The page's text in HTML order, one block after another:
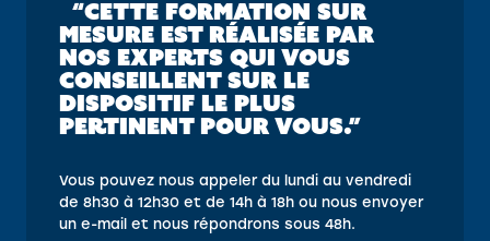
“CETTE FORMATION SUR
MESURE EST RÉALISÉE PAR
NOS EXPERTS QUI VOUS
CONSEILLENT SUR LE
DISPOSITIF LE PLUS
PERTINENT POUR VOUS.”
Vous pouvez nous appeler du lundi au vendredi
de 8h30 à 12h30 et de 14h à 18h ou nous envoyer
un e-mail et nous répondrons sous 48h.